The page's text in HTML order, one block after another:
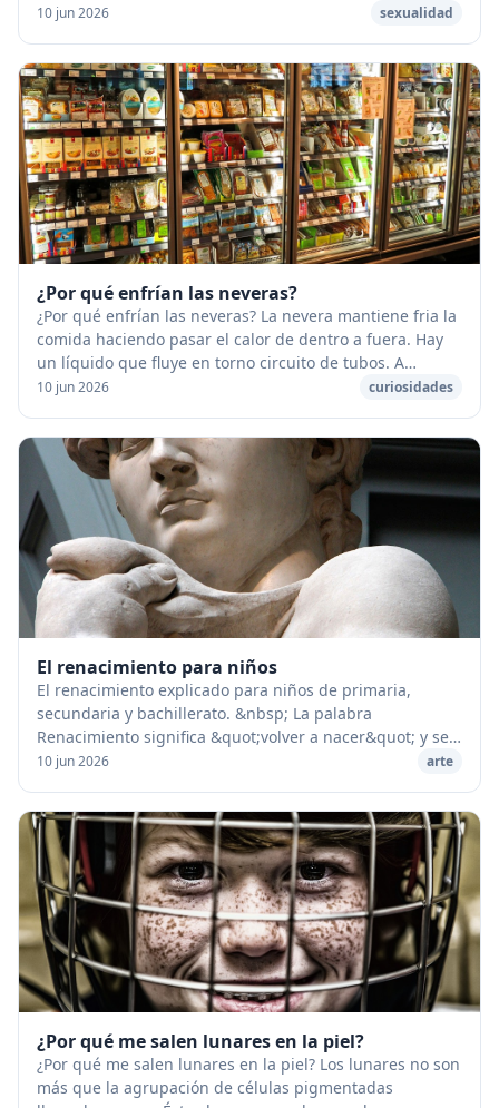
choque físico o psíquico importante q...
10 jun 2026 sexualidad
¿Por qué enfrían las neveras?
¿Por qué enfrían las neveras? La nevera mantiene fria la
comida haciendo pasar el calor de dentro a fuera. Hay
un líquido que fluye en torno circuito de tubos. A
medida que fluye el calor cambia el es...
10 jun 2026 curiosidades
El renacimiento para niños
El renacimiento explicado para niños de primaria,
secundaria y bachillerato. &nbsp; La palabra
Renacimiento significa &quot;volver a nacer&quot; y se
aplica al movimiento intelectual que tanta inﬂuenc...
10 jun 2026 arte
¿Por qué me salen lunares en la piel?
¿Por qué me salen lunares en la piel? Los lunares no son
más que la agrupación de células pigmentadas